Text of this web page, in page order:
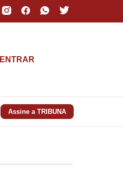
ENTRAR
Assine a TRIBUNA